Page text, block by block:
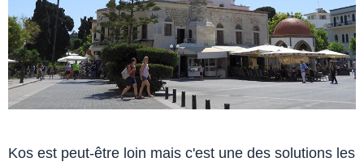
Kos est peut-être loin mais c'est une des solutions les